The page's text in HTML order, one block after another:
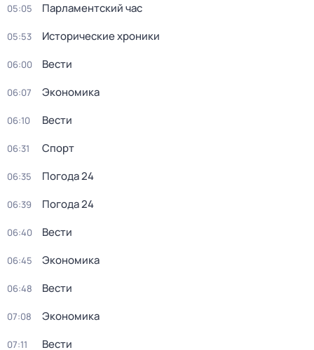
05:05 Парламентский час
05:53 Исторические хроники
06:00 Вести
06:07 Экономика
06:10 Вести
06:31 Спорт
06:35 Погода 24
06:39 Погода 24
06:40 Вести
06:45 Экономика
06:48 Вести
07:08 Экономика
07:11 Вести